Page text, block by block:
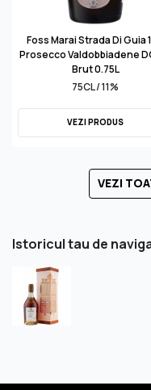
Foss Marai Strada Di Guia
Prosecco Valdobbiadene
Brut 0.75L
75CL / 11%
VEZI PRODUS
VEZI
Istoricul tau de